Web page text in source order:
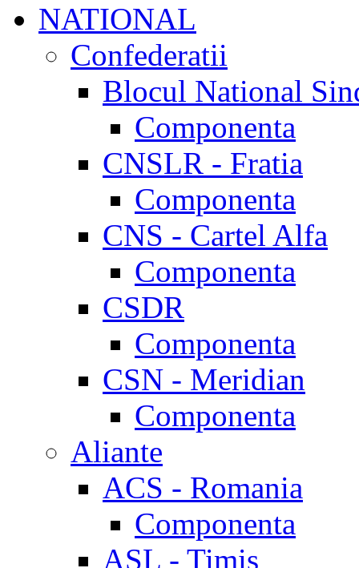
NATIONAL
Confederatii
Blocul National
Componenta
CNSLR - Fratia
Componenta
CNS - Cartel Alfa
Componenta
CSDR
Componenta
CSN - Meridian
Componenta
Aliante
ACS - Romania
Componenta
ASL - Timis